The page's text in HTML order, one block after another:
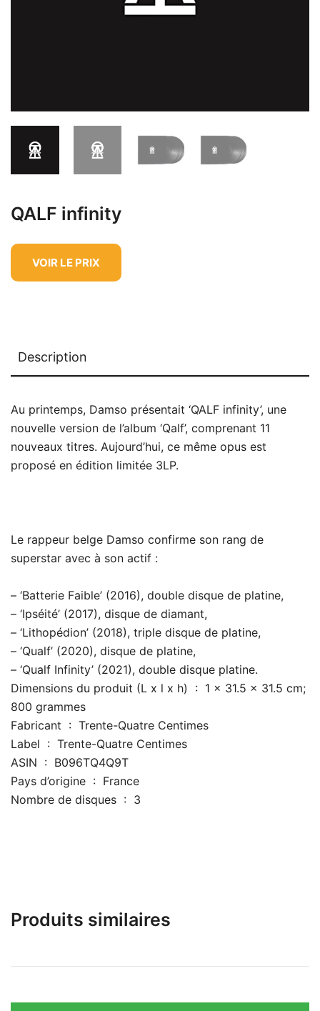
QALF infinity
VOIR LE PRIX
Description
Au printemps, Damso présentait ‘QALF infinity’, une
nouvelle version de l’album ‘Qalf’, comprenant 11
nouveaux titres. Aujourd’hui, ce même opus est
proposé en édition limitée 3LP.
Le rappeur belge Damso confirme son rang de
superstar avec à son actif :
– ‘Batterie Faible’ (2016), double disque de platine,
– ‘Ipséité’ (2017), disque de diamant,
– ‘Lithopédion’ (2018), triple disque de platine,
– ‘Qualf’ (2020), disque de platine,
– ‘Qualf Infinity’ (2021), double disque platine.
Dimensions du produit (L x l x h) ‏ : ‎ 1 x 31.5 x 31.5 cm;
800 grammes
Fabricant ‏ : ‎ Trente-Quatre Centimes
Label ‏ : ‎ Trente-Quatre Centimes
ASIN ‏ : ‎ B096TQ4Q9T
Pays d’origine ‏ : ‎ France
Nombre de disques ‏ : ‎ 3
Produits similaires